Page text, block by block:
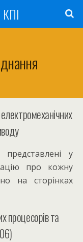
у
про кожну
на сторінках
процесорів та